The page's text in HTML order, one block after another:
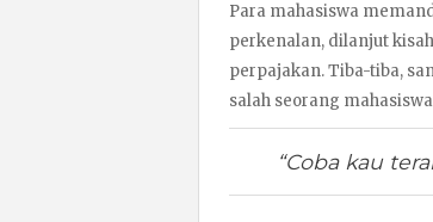
Para mahasiswa
perkenalan, dilanjut
perpajakan. Tiba-tiba,
salah seorang
“Coba kau